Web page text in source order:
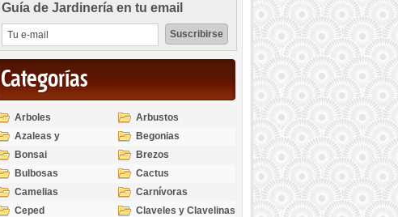
Guía de Jardinería en tu email
Categorías
Arboles
Arbustos
Azaleas y
Rododendros
Begonias
Bonsai
Brezos
Bulbosas
Cactus
Camelias
Carnívoras
Ceped
Claveles y Clavelinas